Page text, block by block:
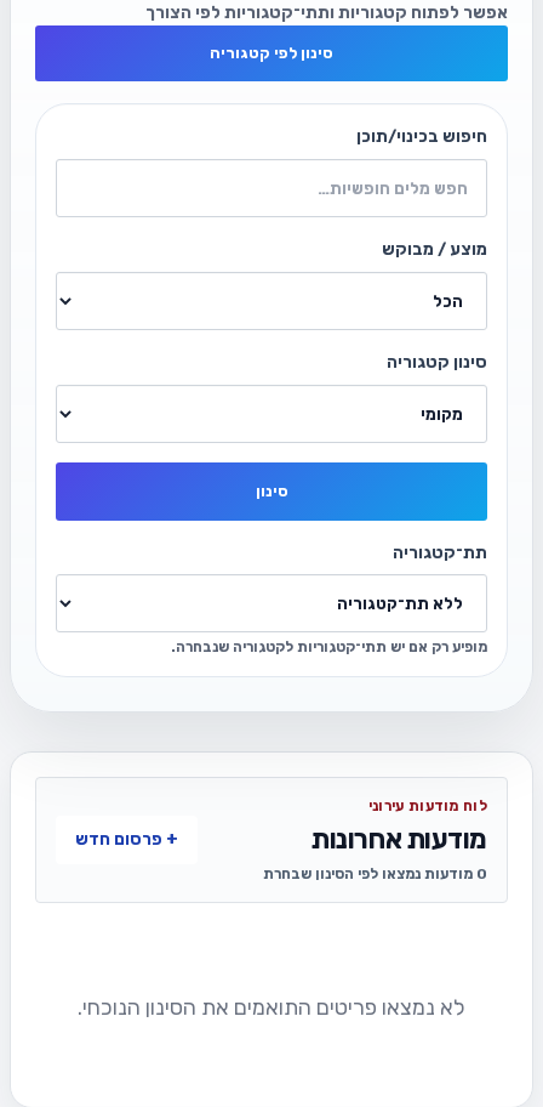
אפשר לפתוח קטגוריות ותתי־קטגוריות לפי הצורך
סינון לפי קטגוריה
חיפוש בכינוי/תוכן
מוצע / מבוקש
סינון קטגוריה
סינון
תת־קטגוריה
מופיע רק אם יש תתי־קטגוריות לקטגוריה שנבחרה.
לוח מודעות עירוני
מודעות אחרונות
0 מודעות נמצאו לפי הסינון שבחרת
+ פרסום חדש
לא נמצאו פריטים התואמים את הסינון הנוכחי.